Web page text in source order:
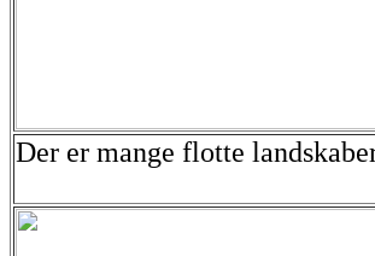
Der er mange flotte